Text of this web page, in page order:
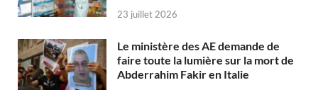
23 juillet 2026
Le ministère des AE demande de
faire toute la lumière sur la mort de
Abderrahim Fakir en Italie